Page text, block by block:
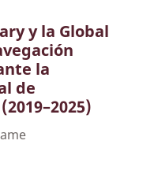
y la Global
la
de